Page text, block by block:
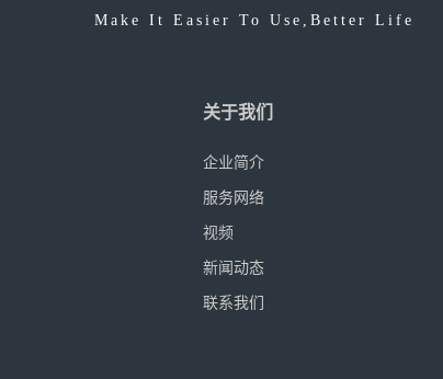
Make It Easier To Use,Better Life
关于我们
企业简介
服务网络
视频
新闻动态
联系我们